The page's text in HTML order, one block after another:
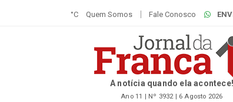
°C Quem Somos Fale Conosco
A notícia quando ela acontece!
Ano 11 | Nº 3932 | 6 Agosto 2026